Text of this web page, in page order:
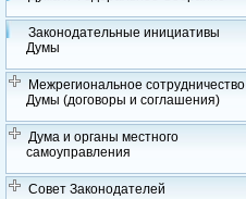
Законодательные инициативы
Думы
Межрегиональное сотрудничество
Думы (договоры и соглашения)
Дума и органы местного
самоуправления
Совет Законодателей